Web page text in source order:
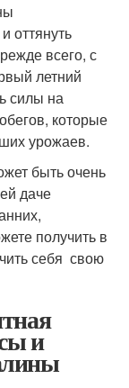
оттянуть
всего, с
летний
силы на
которые
урожаев.
быть очень
даче
получить в
себя свою
и